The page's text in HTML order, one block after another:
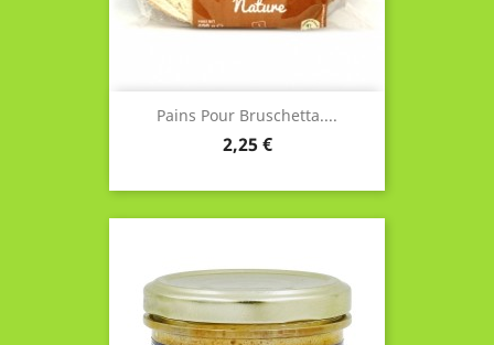
Pains Pour Bruschetta....
Prix
2,25 €